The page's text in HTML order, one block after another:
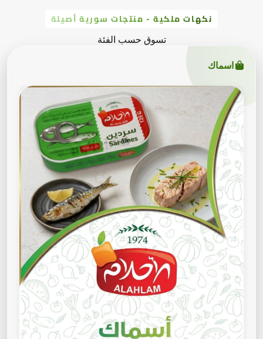
نكهات ملكية - منتجات سورية أصيلة
تسوق حسب الفئة
اسماك